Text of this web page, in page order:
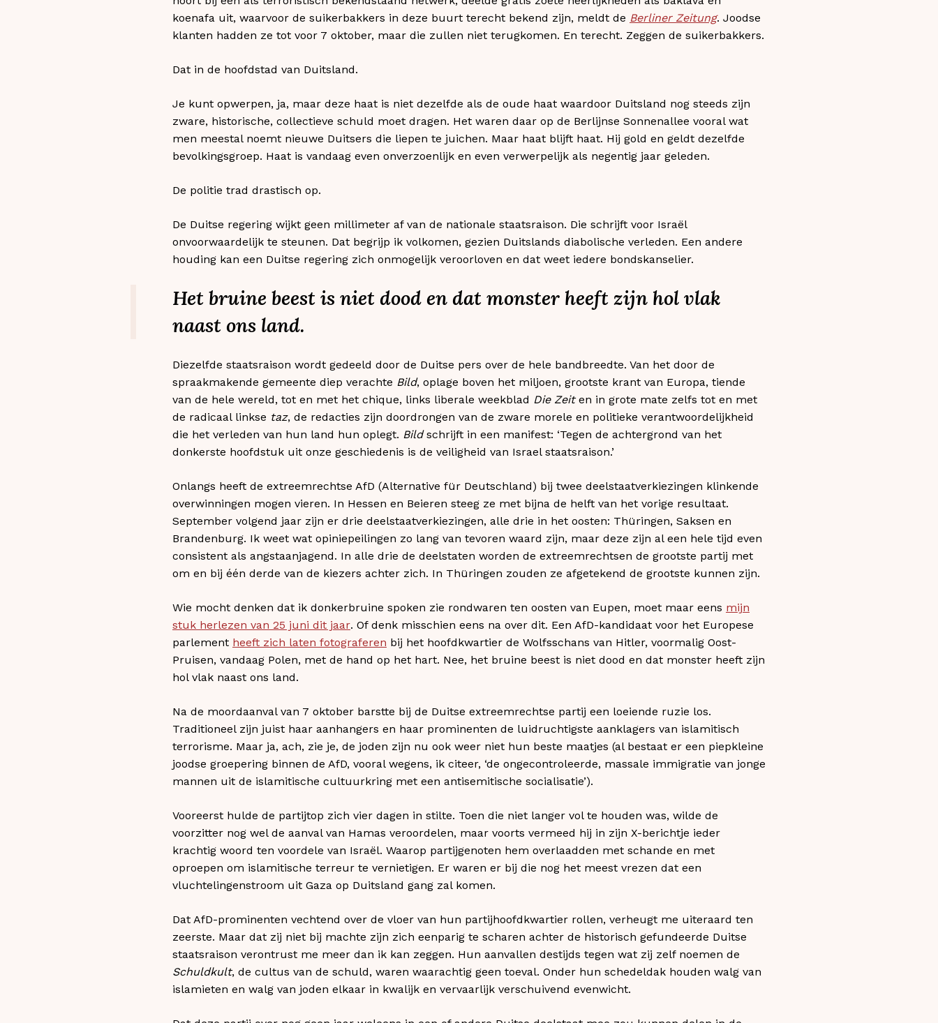
koenafa uit, waarvoor de suikerbakkers in deze buurt terecht bekend zijn, meldt de Berliner Zeitung. Joodse
klanten hadden ze tot voor 7 oktober, maar die zullen niet terugkomen. En terecht. Zeggen de suikerbakkers.
Dat in de hoofdstad van Duitsland.
Je kunt opwerpen, ja, maar deze haat is niet dezelfde als de oude haat waardoor Duitsland nog steeds zijn
zware, historische, collectieve schuld moet dragen. Het waren daar op de Berlijnse Sonnenallee vooral wat
men meestal noemt nieuwe Duitsers die liepen te juichen. Maar haat blijft haat. Hij gold en geldt dezelfde
bevolkingsgroep. Haat is vandaag even onverzoenlijk en even verwerpelijk als negentig jaar geleden.
De politie trad drastisch op.
De Duitse regering wijkt geen millimeter af van de nationale staatsraison. Die schrijft voor Israël
onvoorwaardelijk te steunen. Dat begrijp ik volkomen, gezien Duitslands diabolische verleden. Een andere
houding kan een Duitse regering zich onmogelijk veroorloven en dat weet iedere bondskanselier.
Het bruine beest is niet dood en dat monster heeft zijn hol vlak
naast ons land.
Diezelfde staatsraison wordt gedeeld door de Duitse pers over de hele bandbreedte. Van het door de
spraakmakende gemeente diep verachte Bild, oplage boven het miljoen, grootste krant van Europa, tiende
van de hele wereld, tot en met het chique, links liberale weekblad Die Zeiten in grote mate zelfs tot en met
de radicaal linkse taz, de redacties zijn doordrongen van de zware morele en politieke verantwoordelijkheid
die het verleden van hun land hun oplegt. Bildschrijft in een manifest: ‘Tegen de achtergrond van het
donkerste hoofdstuk uit onze geschiedenis is de veiligheid van Israel staatsraison.’
Onlangs heeft de extreemrechtse AfD (Alternative für Deutschland) bij twee deelstaatverkiezingen klinkende
overwinningen mogen vieren. In Hessen en Beieren steeg ze met bijna de helft van het vorige resultaat.
September volgend jaar zijn er drie deelstaatverkiezingen, alle drie in het oosten: Thüringen, Saksen en
Brandenburg. Ik weet wat opiniepeilingen zo lang van tevoren waard zijn, maar deze zijn al een hele tijd even
consistent als angstaanjagend. In alle drie de deelstaten worden de extreemrechtsen de grootste partij met
om en bij één derde van de kiezers achter zich. In Thüringen zouden ze afgetekend de grootste kunnen zijn.
Wie mocht denken dat ik donkerbruine spoken zie rondwaren ten oosten van Eupen, moet maar eens mijn
stuk herlezen van 25 juni dit jaar. Of denk misschien eens na over dit. Een AfD-kandidaat voor het Europese
parlement heeft zich laten fotograferen bij het hoofdkwartier de Wolfsschans van Hitler, voormalig Oost-
Pruisen, vandaag Polen, met de hand op het hart. Nee, het bruine beest is niet dood en dat monster heeft zijn
hol vlak naast ons land.
Na de moordaanval van 7 oktober barstte bij de Duitse extreemrechtse partij een loeiende ruzie los.
Traditioneel zijn juist haar aanhangers en haar prominenten de luidruchtigste aanklagers van islamitisch
terrorisme. Maar ja, ach, zie je, de joden zijn nu ook weer niet hun beste maatjes (al bestaat er een piepkleine
joodse groepering binnen de AfD, vooral wegens, ik citeer, ‘de ongecontroleerde, massale immigratie van jonge
mannen uit de islamitische cultuurkring met een antisemitische socialisatie’).
Vooreerst hulde de partijtop zich vier dagen in stilte. Toen die niet langer vol te houden was, wilde de
voorzitter nog wel de aanval van Hamas veroordelen, maar voorts vermeed hij in zijn X-berichtje ieder
krachtig woord ten voordele van Israël. Waarop partijgenoten hem overlaadden met schande en met
oproepen om islamitische terreur te vernietigen. Er waren er bij die nog het meest vrezen dat een
vluchtelingenstroom uit Gaza op Duitsland gang zal komen.
Dat AfD-prominenten vechtend over de vloer van hun partijhoofdkwartier rollen, verheugt me uiteraard ten
zeerste. Maar dat zij niet bij machte zijn zich eenparig te scharen achter de historisch gefundeerde Duitse
staatsraison verontrust me meer dan ik kan zeggen. Hun aanvallen destijds tegen wat zij zelf noemen de
Schuldkult, de cultus van de schuld, waren waarachtig geen toeval. Onder hun schedeldak houden walg van
islamieten en walg van joden elkaar in kwalijk en vervaarlijk verschuivend evenwicht.